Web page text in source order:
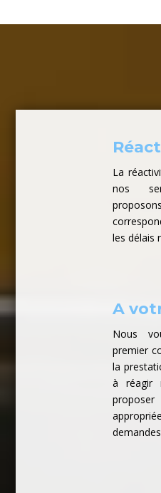
La
nos
les délais
A
Nous
premier
la
à réagir